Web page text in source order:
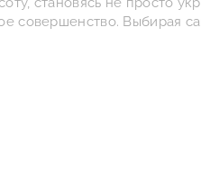
совершенство. Выбирая